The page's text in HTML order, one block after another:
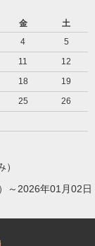
金
土
4
5
11
12
18
19
25
26
～2026年01月02日